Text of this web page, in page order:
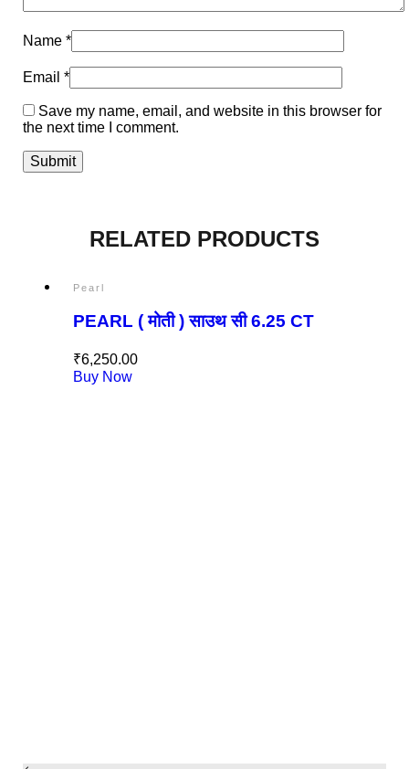
Name *
Email *
Save my name, email, and website in this browser for
the next time I comment.
RELATED PRODUCTS
Pearl
PEARL ( मोती ) साउथ सी 6.25 CT
₹6,250.00
Buy Now